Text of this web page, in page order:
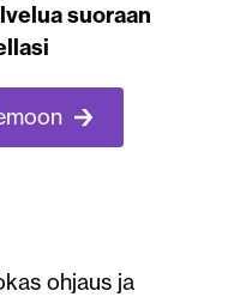
suoraan
ohjaus ja